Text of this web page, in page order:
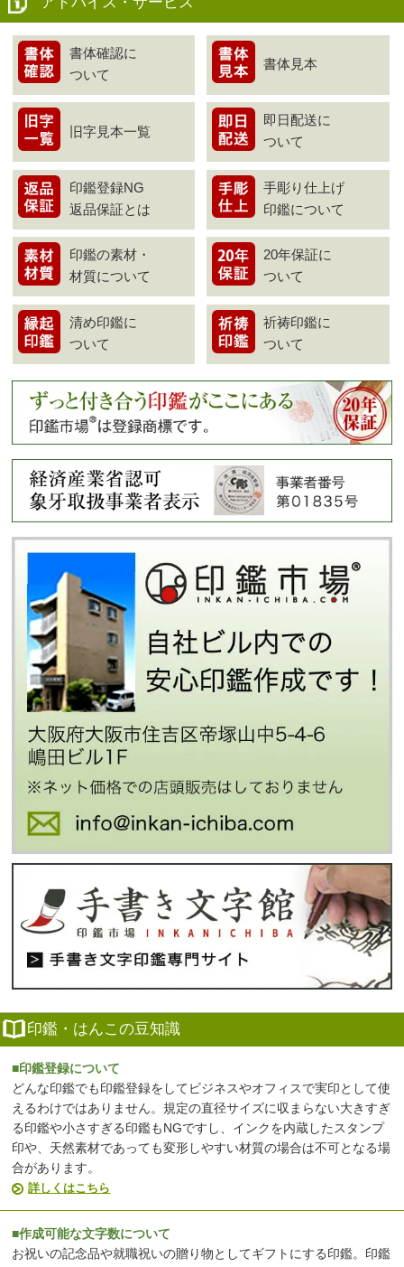
書体確認に
ついて
書体見本
旧字見本一覧
即日配送に
ついて
印鑑登録NG
返品保証とは
手彫り仕上げ
印鑑について
印鑑の素材・
材質について
20年保証に
ついて
清め印鑑に
ついて
祈祷印鑑に
ついて
印鑑・はんこの豆知識
■印鑑登録について
どんな印鑑でも印鑑登録をしてビジネスやオフィスで実印として使
えるわけではありません。規定の直径サイズに収まらない大きすぎ
る印鑑や小さすぎる印鑑もNGですし、インクを内蔵したスタンプ
印や、天然素材であっても変形しやすい材質の場合は不可となる場
合があります。
詳しくはこちら
■作成可能な文字数について
お祝いの記念品や就職祝いの贈り物としてギフトにする印鑑。印鑑